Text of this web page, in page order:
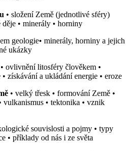
• složení Země (jednotlivé sféry)
• minerály • horniny
geologie• minerály, horniny a jejich
ukázky
• ovlivnění litosféry člověkem •
získávání a ukládání energie • eroze
• velký třesk • formování Země •
vulkanismus • tektonika • vznik
souvislosti a pojmy • typy
• příklady od nás i ze světa